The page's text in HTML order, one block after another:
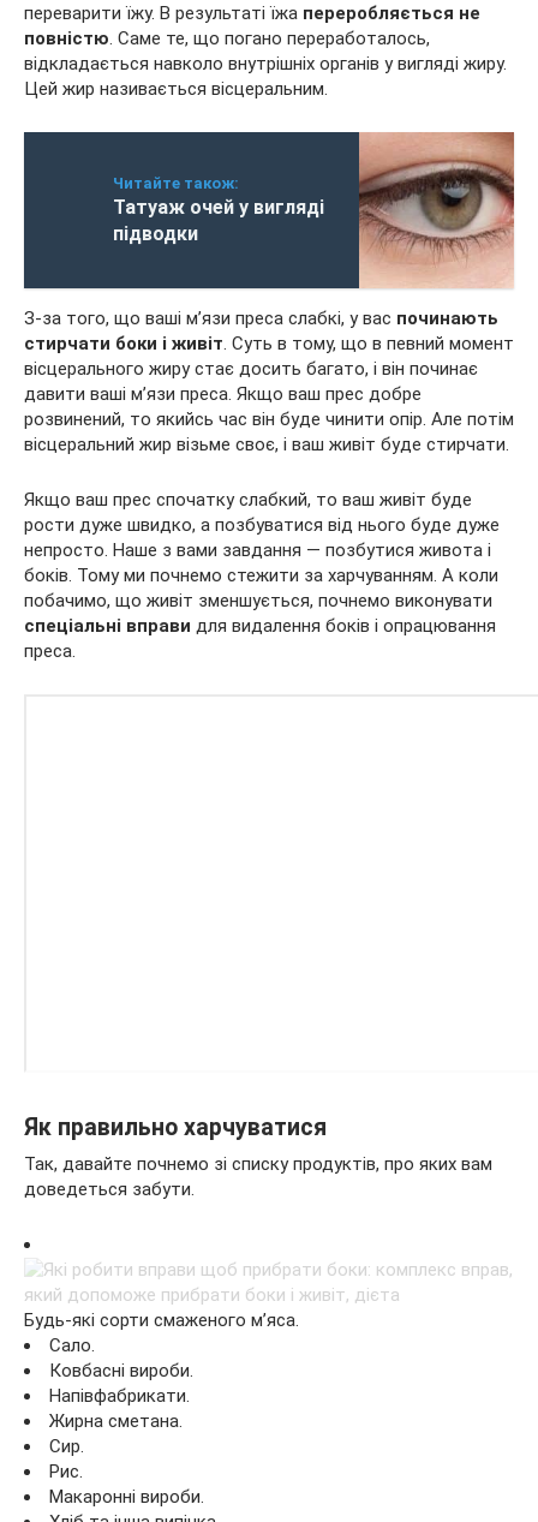
переварити їжу. В результаті їжа переробляється не
повністю . Саме те, що погано переработалось,
відкладається навколо внутрішніх органів у вигляді жиру.
Цей жир називається вісцеральним.
Читайте також:
Татуаж очей у вигляді
підводки
З-за того, що ваші м’язи преса слабкі, у вас починають
стирчати боки і живіт . Суть в тому, що в певний момент
вісцерального жиру стає досить багато, і він починає
давити ваші м’язи преса. Якщо ваш прес добре
розвинений, то якийсь час він буде чинити опір. Але потім
вісцеральний жир візьме своє, і ваш живіт буде стирчати.
Якщо ваш прес спочатку слабкий, то ваш живіт буде
рости дуже швидко, а позбуватися від нього буде дуже
непросто. Наше з вами завдання — позбутися живота і
боків. Тому ми почнемо стежити за харчуванням. А коли
побачимо, що живіт зменшується, почнемо виконувати
спеціальні вправи для видалення боків і опрацювання
преса.
Як правильно харчуватися
Так, давайте почнемо зі списку продуктів, про яких вам
доведеться забути.
Будь-які сорти смаженого м’яса.
Сало.
Ковбасні вироби.
Напівфабрикати.
Жирна сметана.
Сир.
Рис.
Макаронні вироби.